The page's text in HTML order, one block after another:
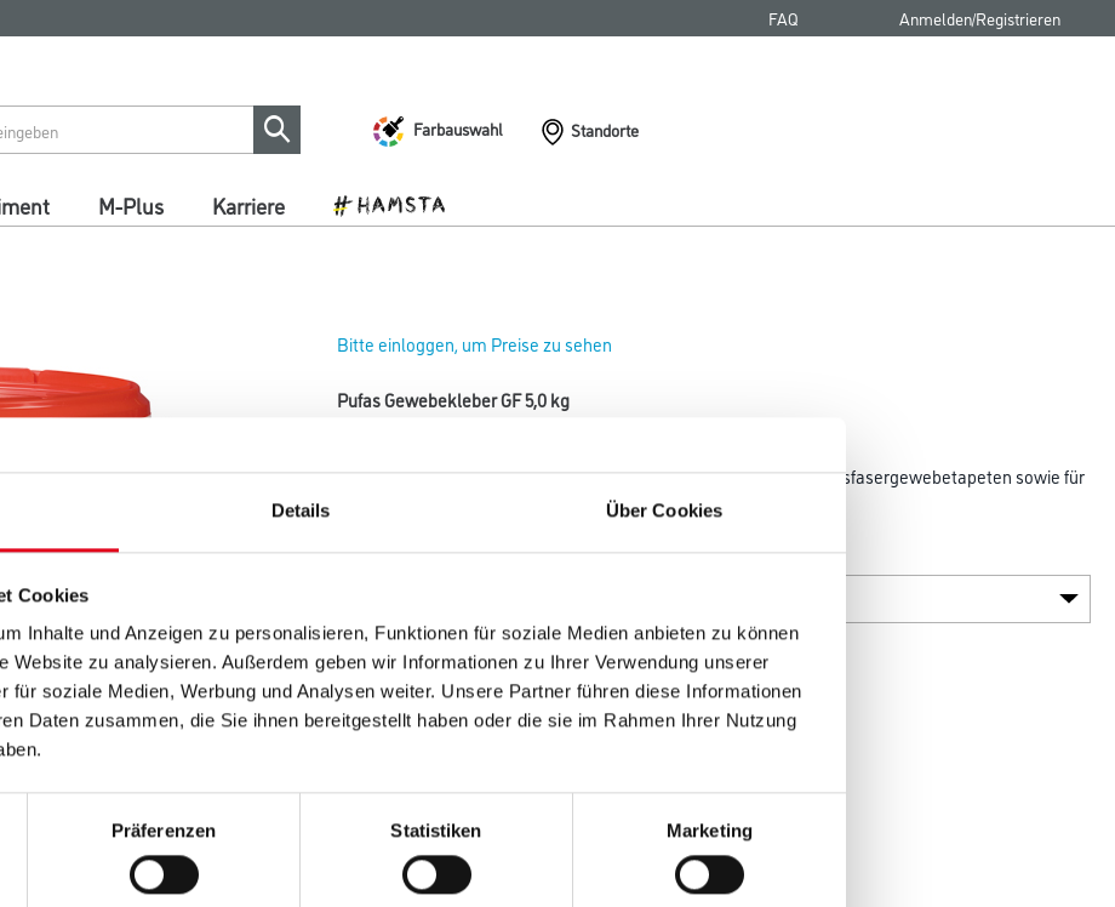
Details Über Cookies
Cookies
Inhalte und Anzeigen zu personalisieren, Funktionen für soziale Medien anbieten zu können
Website zu analysieren. Außerdem geben wir Informationen zu Ihrer Verwendung unserer
für soziale Medien, Werbung und Analysen weiter. Unsere Partner führen diese Informationen
Daten zusammen, die Sie ihnen bereitgestellt haben oder die sie im Rahmen Ihrer Nutzung
Präferenzen Statistiken Marketing
FAQ Anmelden/Registrieren
Farbauswahl Standorte
M-Plus Karriere
Bitte einloggen, um Preise zu sehen
Pufas Gewebekleber GF 5,0 kg
Gebrauchsfertiger Dispersionskleber für Glasfasergewebe und Glasfasergewebetapeten sowie für
Farbtonbezeichnung Gebinde
Umrechnungsfaktoren